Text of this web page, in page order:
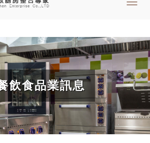
飲食品業訊息